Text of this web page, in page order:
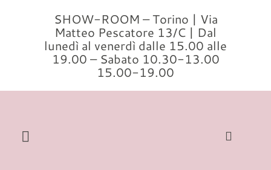
SHOW-ROOM – Torino | Via
Matteo Pescatore 13/C | Dal
lunedì al venerdì dalle 15.00 alle
19.00 – Sabato 10.30-13.00
15.00-19.00
Toggle